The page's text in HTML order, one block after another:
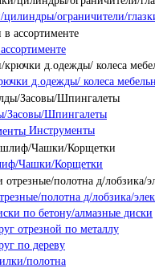
ограничители/
д.одежды/ колеса
Засовы/Шпингалеты
Инструменты
Чашки/Корщетки
полотна д/лобзика/
по бетону/алмазные диски
отрезной по металлу
по дереву
полотна